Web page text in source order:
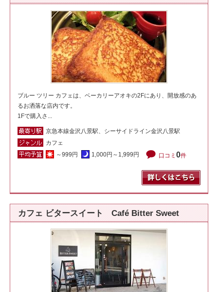
ブルー ツリー カフェは、ベーカリーアオキの2Fにあり、開放感のあ
るお洒落な店内です。
1Fで購入さ...
京急本線金沢八景駅、シーサイドライン金沢八景駅
カフェ
～999円
1,000円～1,999円 口コミ 0件
カフェ ビタースイート Café Bitter Sweet